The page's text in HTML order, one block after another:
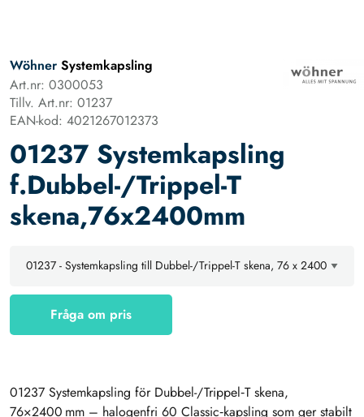
Wöhner Systemkapsling
Art.nr: 0300053
Tillv. Art.nr: 01237
EAN-kod: 4021267012373
01237 Systemkapsling
f.Dubbel-/Trippel-T
skena,76x2400mm
Fråga om pris
01237 Systemkapsling för Dubbel-/Trippel‑T skena,
76×2400 mm – halogenfri 60 Classic‑kapsling som ger stabilt